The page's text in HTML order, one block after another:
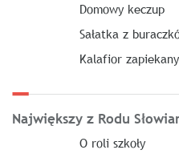
Domowy keczup
Sałatka z
Kalafior
Największy z Rodu
O roli szkoły